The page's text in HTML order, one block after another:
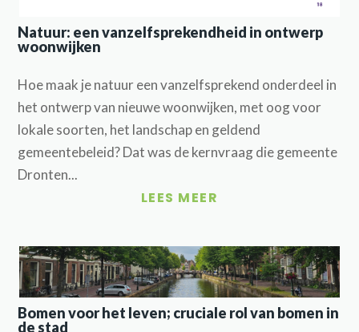
Natuur: een vanzelfsprekendheid in ontwerp
woonwijken
Hoe maak je natuur een vanzelfsprekend onderdeel in
het ontwerp van nieuwe woonwijken, met oog voor
lokale soorten, het landschap en geldend
gemeentebeleid? Dat was de kernvraag die gemeente
Dronten...
LEES MEER
Bomen voor het leven; cruciale rol van bomen in
de stad